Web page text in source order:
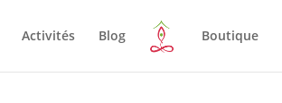
Activités Blog Boutique